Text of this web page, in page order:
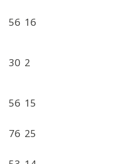
56 16
30 2
56 15
76 25